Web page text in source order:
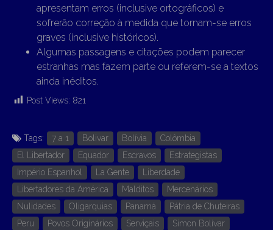
apresentam erros (inclusive ortográficos) e
sofrerão correção à medida que tornam-se erros
graves (inclusive históricos).
Algumas passagens e citações podem parecer
estranhas mas fazem parte ou referem-se a textos
ainda inéditos.
Post Views: 821
Tags: 7 a 1 Bolivar Bolívia
Colômbia
El Libertador
Equador Escravos
Estrategistas
Império Espanhol
La Gente
Liberdade
Libertadores da América
Malditos
Mercenários
Nulidades
Oligarquias Panamá
Pátria de Chuteiras
Peru
Povos Originários Serviçais
Simon Bolívar